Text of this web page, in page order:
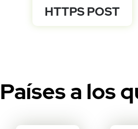
{'status'}."\n";
print
[1]{'destination'}."\n";
}
print
print
		}
HTTPS POST
Países a los